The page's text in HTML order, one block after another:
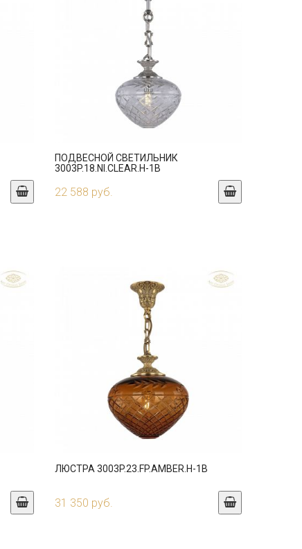
ПОДВЕСНОЙ СВЕТИЛЬНИК
3003P.18.NI.CLEAR.H-1B
22 588 руб.
ЛЮСТРА 3003P.23.FP.AMBER.H-1B
31 350 руб.